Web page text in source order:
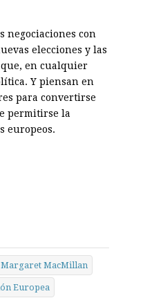
con
elecciones y las
que, en cualquier
Y piensan en
para convertirse
permitirse la
europeos.
Margaret MacMillan
Europea